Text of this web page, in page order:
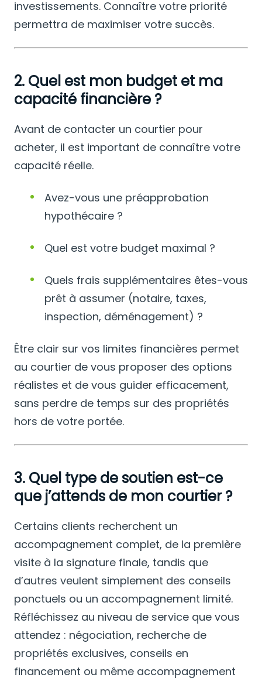
investissements. Connaître votre priorité
permettra de maximiser votre succès.
2. Quel est mon budget et ma
capacité financière ?
Avant de contacter un courtier pour
acheter, il est important de connaître votre
capacité réelle.
Avez-vous une préapprobation
hypothécaire ?
Quel est votre budget maximal ?
Quels frais supplémentaires êtes-vous
prêt à assumer (notaire, taxes,
inspection, déménagement) ?
Être clair sur vos limites financières permet
au courtier de vous proposer des options
réalistes et de vous guider efficacement,
sans perdre de temps sur des propriétés
hors de votre portée.
3. Quel type de soutien est-ce
que j’attends de mon courtier ?
Certains clients recherchent un
accompagnement complet, de la première
visite à la signature finale, tandis que
d’autres veulent simplement des conseils
ponctuels ou un accompagnement limité.
Réfléchissez au niveau de service que vous
attendez : négociation, recherche de
propriétés exclusives, conseils en
financement ou même accompagnement